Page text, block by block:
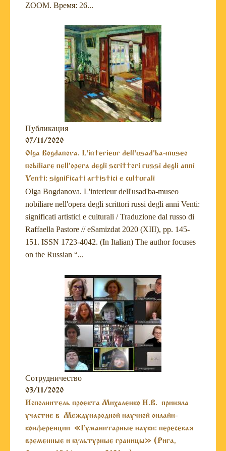
ZOOM. Время: 26...
Публикация
07/11/2020
Olga Bogdanova. L'interieur dell'usad'ba-museo
nobiliare nell'opera degli scrittori russi degli anni
Venti: significati artistici e culturali
Olga Bogdanova. L'interieur dell'usad'ba-museo
nobiliare nell'opera degli scrittori russi degli anni Venti:
significati artistici e culturali / Traduzione dal russo di
Raffaella Pastore // eSamizdat 2020 (XIII), pp. 145-
151. ISSN 1723-4042. (In Italian) The author focuses
on the Russian “...
Сотрудничество
03/11/2020
Исполнитель проекта Михаленко Н.В. приняла
участие в Международной научной онлайн-
конференции «Гуманитарные науки: пересекая
временные и культурные границы» (Рига,